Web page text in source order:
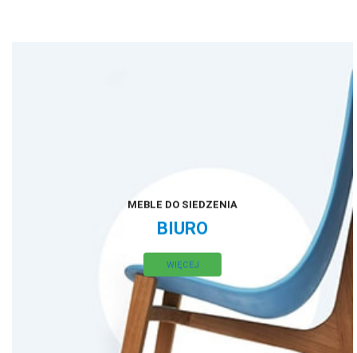
MEBLE DO SIEDZENIA
BIURO
WIĘCEJ